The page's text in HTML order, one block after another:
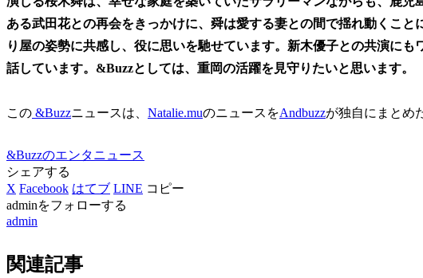
ある武田花との再会をきっかけに、舜は愛する妻との間で揺れ動くこ
り屋の姿勢に共感し、役に思いを馳せています。新木優子との共演に
話しています。&Buzzとしては、重岡の活躍を見守りたいと思います。
この &Buzzニュースは、 Natalie.muのニュースをAndbuzzが独自にまとめ
&Buzzのエンタニュース
シェアする
X Facebook はてブ LINE コピー
adminをフォローする
admin
関連記事